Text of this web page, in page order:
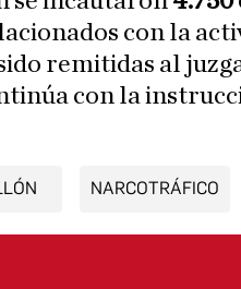
con la
remitidas al
con la
NARCOTRÁFICO